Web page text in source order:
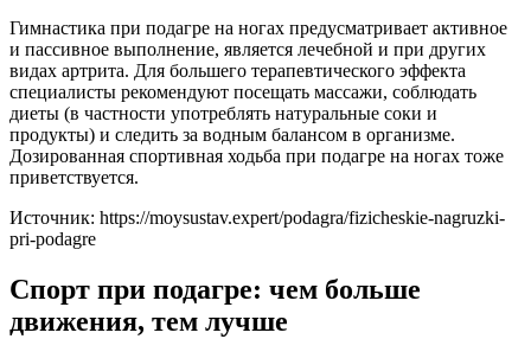
Гимнастика при подагре на ногах предусматривает активное
и пассивное выполнение, является лечебной и при других
видах артрита. Для большего терапевтического эффекта
специалисты рекомендуют посещать массажи, соблюдать
диеты (в частности употреблять натуральные соки и
продукты) и следить за водным балансом в организме.
Дозированная спортивная ходьба при подагре на ногах тоже
приветствуется.
Источник: https://moysustav.expert/podagra/fizicheskie-nagruzki-
pri-podagre
Спорт при подагре: чем больше
движения, тем лучше